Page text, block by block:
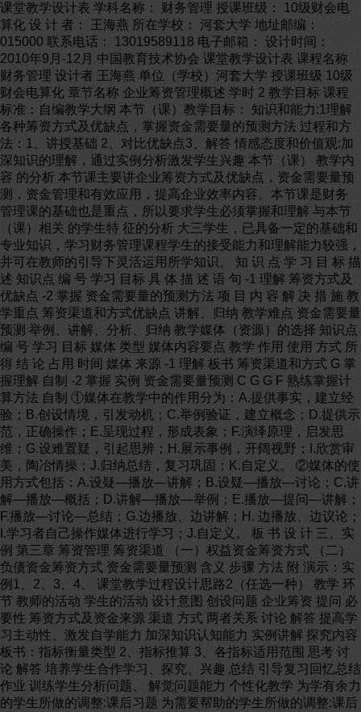
课堂教学设计表 学科名称： 财务管理 授课班级： 10级财会电
算化 设 计 者： 王海燕 所在学校： 河套大学 地址邮编：
015000 联系电话： 13019589118 电子邮箱： 设计时间：
2010年9月-12月 中国教育技术协会 课堂教学设计表 课程名称
财务管理 设计者 王海燕 单位（学校）河套大学 授课班级 10级
财会电算化 章节名称 企业筹资管理概述 学时 2 教学目标 课程
标准：自编教学大纲 本节（课）教学目标： 知识和能力:1理解
各种筹资方式及优缺点，掌握资金需要量的预测方法 过程和方
法：1、讲授基础 2、对比优缺点3、解答 情感态度和价值观:加
深知识的理解，通过实例分析激发学生兴趣 本节（课） 教学内
容 的分析 本节课主要讲企业筹资方式及优缺点，资金需要量预
测，资金管理和有效应用，提高企业效率内容。本节课是财务
管理课的基础也是重点，所以要求学生必须掌握和理解 与本节
（课）相关 的学生特 征的分析 大三学生，已具备一定的基础和
专业知识，学习财务管理课程学生的接受能力和理解能力较强，
并可在教师的引导下灵活运用所学知识。 知 识 点 学 习 目 标 描
述 知识点 编 号 学习 目标 具 体 描 述 语 句 -1 理解 筹资方式及
优缺点 -2 掌握 资金需要量的预测方法 项 目 内 容 解 决 措 施 教
学重点 筹资渠道和方式优缺点 讲解、归纳 教学难点 资金需要量
预测 举例、讲解、分析、归纳 教学媒体（资源）的选择 知识点
编 号 学习 目标 媒体 类型 媒体内容要点 教学 作用 使用 方式 所
得 结 论 占用 时间 媒体 来源 -1 理解 板书 筹资渠道和方式 G 掌
握理解 自制 -2 掌握 实例 资金需要量预测 C G G F 熟练掌握计
算方法 自制 ①媒体在教学中的作用分为：A.提供事实，建立经
验；B.创设情境，引发动机；C.举例验证，建立概念；D.提供示
范，正确操作；E.呈现过程，形成表象；F.演绎原理，启发思
维；G.设难置疑，引起思辨；H.展示事例，开阔视野；I.欣赏审
美，陶冶情操；J.归纳总结，复习巩固；K.自定义。 ②媒体的使
用方式包括：A.设疑—播放—讲解；B.设疑—播放—讨论；C.讲
解—播放—概括；D.讲解—播放—举例；E.播放—提问—讲解；
F.播放—讨论—总结；G.边播放、边讲解；H. 边播放、边议论；
I.学习者自己操作媒体进行学习；J.自定义。 板 书 设 计 三、实
例 第三章 筹资管理 筹资渠道 （一）权益资金筹资方式 （二）
负债资金筹资方式 资金需要量预测 含义 步骤 方法 附 演示：实
例1、2、3、4、 课堂教学过程设计思路2（任选一种） 教学 环
节 教师的活动 学生的活动 设计意图 创设问题 企业筹资 提问 必
要性 筹资方式及资金来源 渠道 方式 两者关系 讨论 解答 提高学
习主动性、激发自学能力 加深知识认知能力 实例讲解 探究内容
板书：指标衡量类型 2、指标推算 3、各指标适用范围 思考 讨
论 解答 培养学生合作学习、探究、兴趣 总结 引导复习回忆总结
作业 训练学生分析问题、 解觉问题能力 个性化教学 为学有余力
的学生所做的调整:课后习题 为需要帮助的学生所做的调整:课后